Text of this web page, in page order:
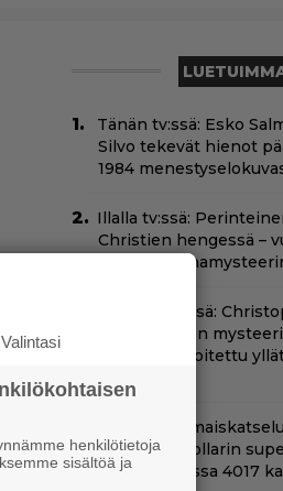
Tänän tv:ssä: Esko
Silvo tekevät hienot
1984
Illalla tv:ssä:
Christien hengessä –
tarjoaa
Nyt Netflixissä:
viiden tähden
hienosti kirjoitettu
sarja”
Scifihetki:
miljoonan dollarin
– sai Suomessa 4017
Valintasi
henkilötietoja
sisältöä ja